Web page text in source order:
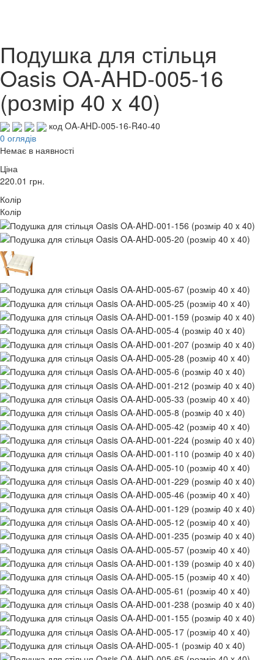
Подушка для стільця
Oasis OA-AHD-005-16
(розмір 40 x 40)
код OA-AHD-005-16-R40-40
0 оглядів
Немає в наявності
Ціна
220.01 грн.
Колір
Колір